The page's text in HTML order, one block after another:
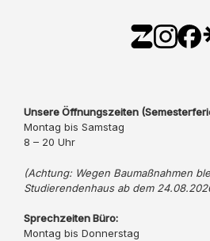
Unsere Öffnungszeiten
Montag bis Samstag
8 – 20 Uhr
(Achtung: Wegen Baumaßnahmen
Studierendenhaus ab dem
Sprechzeiten Büro:
Montag bis Donnerstag